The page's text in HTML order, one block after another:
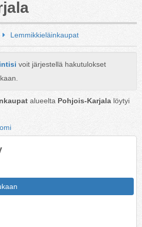
Lemmikkieläinkaupat
voit järjestellä hakutulokset
alueelta Pohjois-Karjala löytyi